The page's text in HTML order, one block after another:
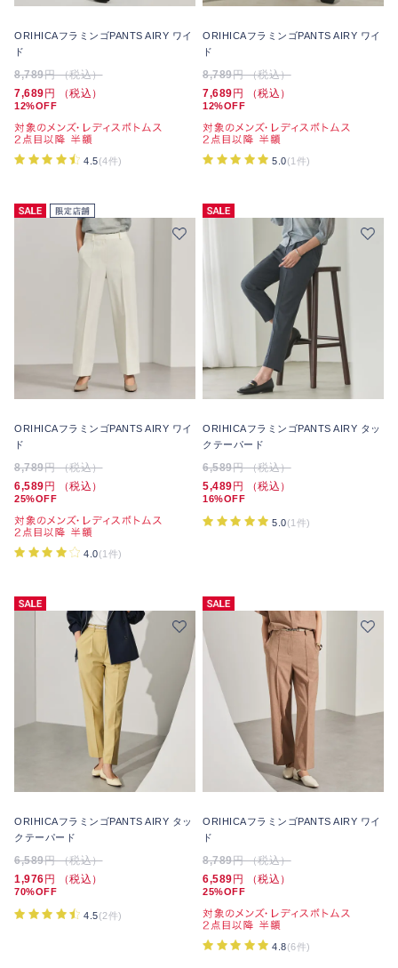
ORIHICAフラミンゴPANTS AIRY ワイ
ド
8,789円 （税込）
7,689 円 （税込）
12%OFF
4.5(4件)
ORIHICAフラミンゴPANTS AIRY ワイ
ド
8,789円 （税込）
7,689 円 （税込）
12%OFF
5.0(1件)
ORIHICAフラミンゴPANTS AIRY ワイ
ド
8,789円 （税込）
6,589 円 （税込）
25%OFF
4.0(1件)
ORIHICAフラミンゴPANTS AIRY タッ
クテーパード
6,589円 （税込）
5,489 円 （税込）
16%OFF
5.0(1件)
ORIHICAフラミンゴPANTS AIRY タッ
クテーパード
6,589円 （税込）
1,976 円 （税込）
70%OFF
4.5(2件)
ORIHICAフラミンゴPANTS AIRY ワイ
ド
8,789円 （税込）
6,589 円 （税込）
25%OFF
4.8(6件)